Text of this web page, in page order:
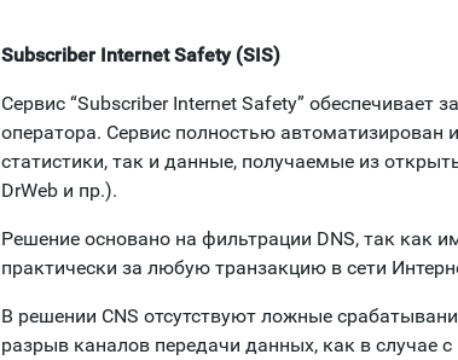
Subscriber Internet Safety (SIS)
Сервис “Subscriber Internet Safety” обеспечивает
оператора. Сервис полностью автоматизирован
статистики, так и данные, получаемые из
DrWeb и пр.).
Решение основано на фильтрации DNS, так как
практически за любую транзакцию в сети
В решении CNS отсутствуют ложные
разрыв каналов передачи данных, как в случае